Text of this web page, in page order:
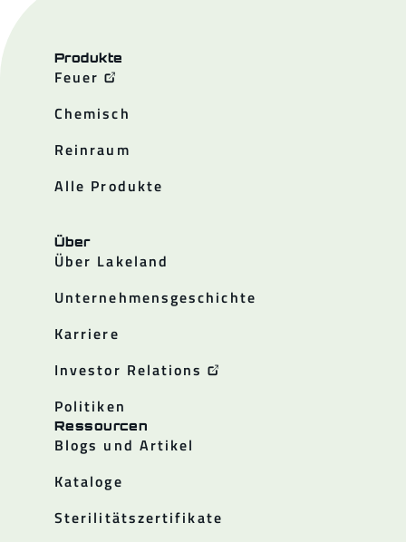
Produkte
Feuer
Chemisch
Reinraum
Alle Produkte
Über
Über Lakeland
Unternehmensgeschichte
Karriere
Investor Relations
Politiken
Ressourcen
Blogs und Artikel
Kataloge
Sterilitätszertifikate